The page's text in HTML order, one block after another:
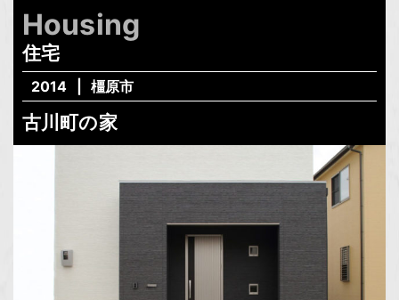
Housing
住宅
2014 橿原市
古川町の家